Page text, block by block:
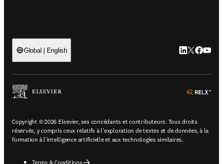
Global | English LinkedIn
Twitter
Copyright © 2026 Elsevier, ses concédants et contributeurs. Tous droits
réservés, y compris ceux relatifs à l'exploration de textes et de données, à la
formation à l'intelligence artificielle et aux technologies similaires.
Terms & Conditions